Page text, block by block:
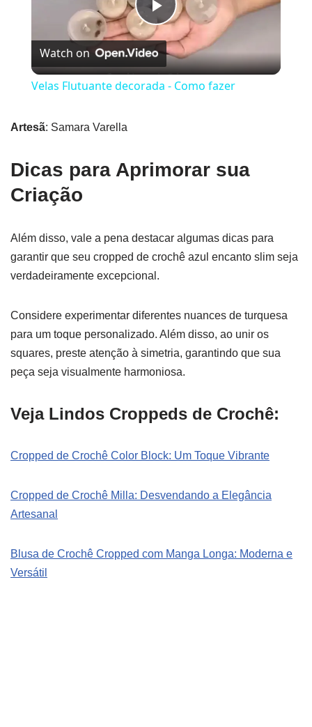
Play
Video
Watch on
Velas Flutuante decorada - Como fazer
Artesã: Samara Varella
Dicas para Aprimorar sua
Criação
Além disso, vale a pena destacar algumas dicas para
garantir que seu cropped de crochê azul encanto slim seja
verdadeiramente excepcional.
Considere experimentar diferentes nuances de turquesa
para um toque personalizado. Além disso, ao unir os
squares, preste atenção à simetria, garantindo que sua
peça seja visualmente harmoniosa.
Veja Lindos Croppeds de Crochê:
Cropped de Crochê Color Block: Um Toque Vibrante
Cropped de Crochê Milla: Desvendando a Elegância
Artesanal
Blusa de Crochê Cropped com Manga Longa: Moderna e
Versátil